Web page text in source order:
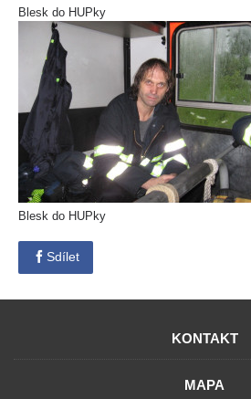
Blesk do HUPky
Blesk do HUPky
Sdílet
KONTAKT
MAPA